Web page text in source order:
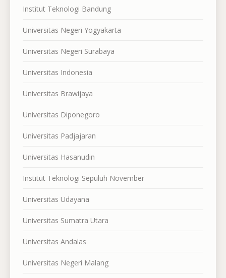
Institut Teknologi Bandung
Universitas Negeri Yogyakarta
Universitas Negeri Surabaya
Universitas Indonesia
Universitas Brawijaya
Universitas Diponegoro
Universitas Padjajaran
Universitas Hasanudin
Institut Teknologi Sepuluh November
Universitas Udayana
Universitas Sumatra Utara
Universitas Andalas
Universitas Negeri Malang